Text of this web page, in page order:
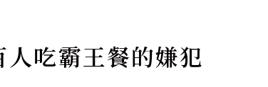
吃霸王餐的嫌犯